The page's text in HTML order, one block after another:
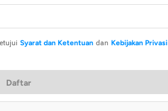
Syarat dan Ketentuan dan Kebijakan Privasi
Daftar